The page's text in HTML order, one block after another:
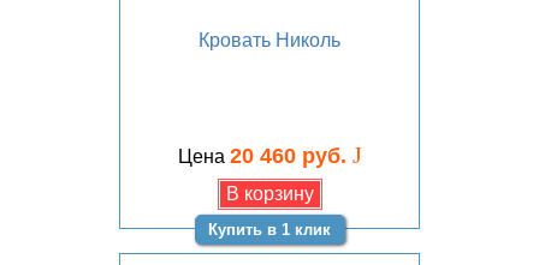
Кровать Николь
Цена 20 460 руб. J
Купить в 1 клик